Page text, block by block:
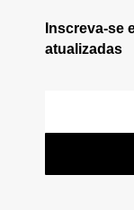
Inscreva-se
atualizadas